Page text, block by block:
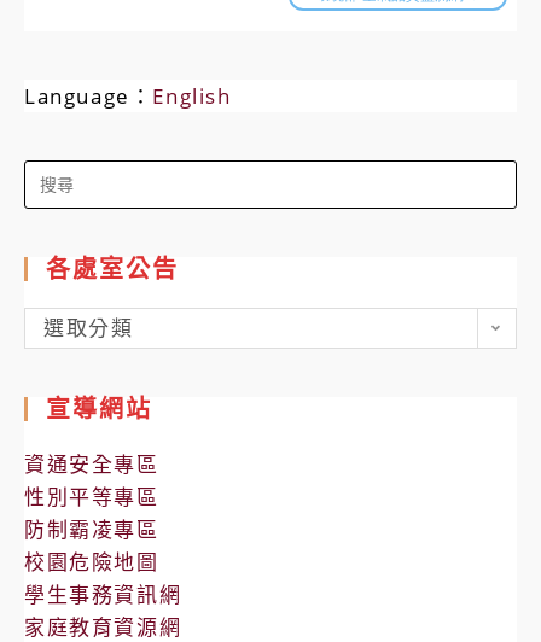
Language： English
Search
for:
各處室公告
各
處
公
告
選取分類
宣導網站
資通安全專區
性別平等專區
防制霸凌專區
校園危險地圖
學生事務資訊網
家庭教育資源網